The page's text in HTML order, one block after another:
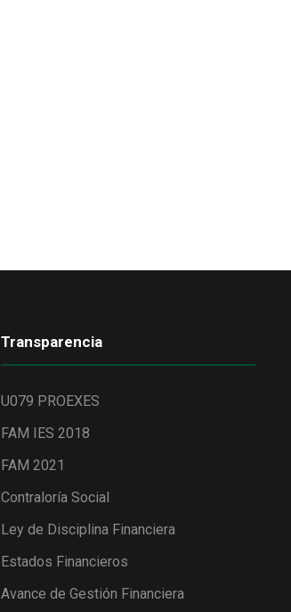
Transparencia
U079 PROEXES
FAM IES 2018
FAM 2021
Contraloría Social
Ley de Disciplina Financiera
Estados Financieros
Avance de Gestión Financiera